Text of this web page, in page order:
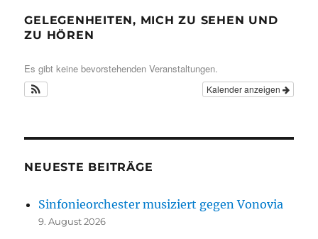
GELEGENHEITEN, MICH ZU SEHEN UND
ZU HÖREN
Es gibt keine bevorstehenden Veranstaltungen.
Kalender anzeigen
NEUESTE BEITRÄGE
Sinfonieorchester musiziert gegen Vonovia
9. August 2026